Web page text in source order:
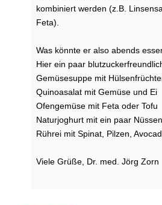
kombiniert werden (z.B.
Feta).
Was könnte er also abends
Hier ein paar
Gemüsesuppe mit
Quinoasalat mit Gemüse und Ei
Ofengemüse mit Feta oder Tofu
Naturjoghurt mit ein paar
Rührei mit Spinat, Pilzen,
Viele Grüße, Dr. med. Jörg Zorn
e
r
l
i
c
h
e
a
o